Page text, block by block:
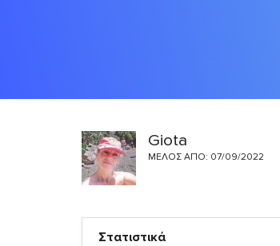
Giota
ΜΈΛΟΣ ΑΠΌ: 07/09/2022
Στατιστικά